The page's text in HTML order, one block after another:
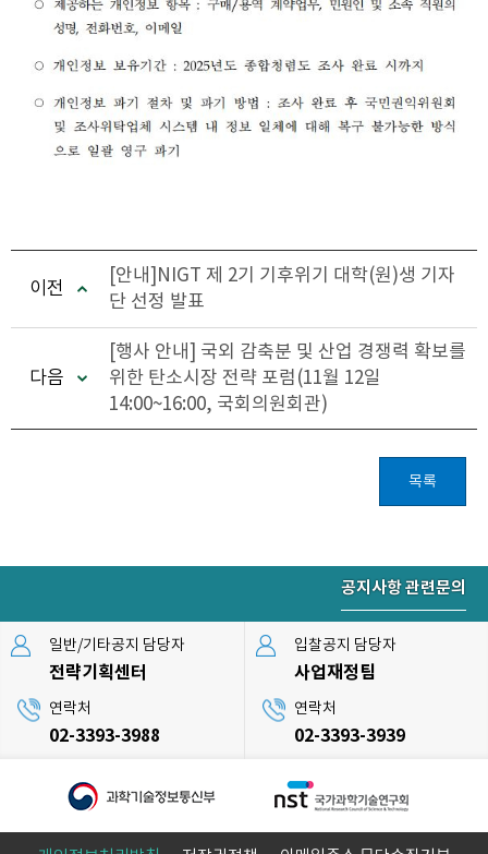
이전
[안내]NIGT 제 2기 기후위기 대학(원)생 기자
단 선정 발표
다음
[행사 안내] 국외 감축분 및 산업 경쟁력 확보를
위한 탄소시장 전략 포럼(11월 12일
14:00~16:00, 국회의원회관)
목록
공지사항 관련문의
일반/기타공지 담당자
전략기획센터
연락처
02-3393-3988
입찰공지 담당자
사업재정팀
연락처
02-3393-3939